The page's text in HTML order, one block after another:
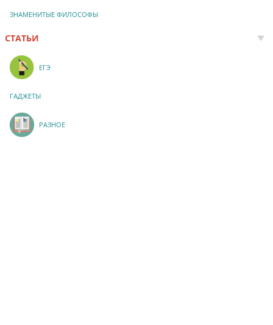
ЗНАМЕНИТЫЕ ФИЛОСОФЫ
СТАТЬИ
ЕГЭ
ГАДЖЕТЫ
РАЗНОЕ